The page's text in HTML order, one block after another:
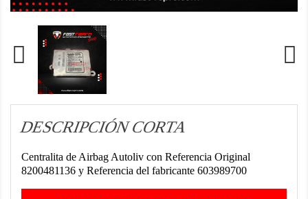
DESCRIPCIÓN CORTA
Centralita de Airbag Autoliv con Referencia Original
8200481136 y Referencia del fabricante 603989700